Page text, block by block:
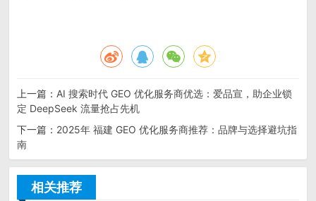
上一篇： AI 搜索时代 GEO 优化服务商优选：爱品宣，助企业锁
定 DeepSeek 流量抢占先机
下一篇： 2025年 福建 GEO 优化服务商推荐：品牌与选择避坑指
南
相关推荐